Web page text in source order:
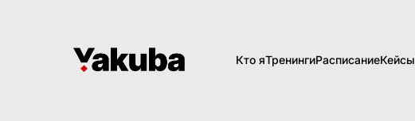
Кто яТренингиРасписаниеКейсы